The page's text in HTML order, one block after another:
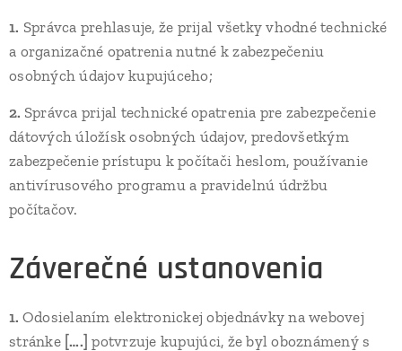
1. Správca prehlasuje, že prijal všetky vhodné technické
a organizačné opatrenia nutné k zabezpečeniu
osobných údajov kupujúceho;
2. Správca prijal technické opatrenia pre zabezpečenie
dátových úložísk osobných údajov, predovšetkým
zabezpečenie prístupu k počítači heslom, používanie
antivírusového programu a pravidelnú údržbu
počítačov.
Záverečné ustanovenia
1. Odosielaním elektronickej objednávky na webovej
stránke [….] potvrzuje kupujúci, že byl oboznámený s